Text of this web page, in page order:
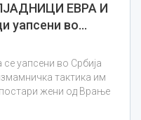
ЕВРА И
уапсени во…
уапсени во Србија
тактика им
постари жени од Врање